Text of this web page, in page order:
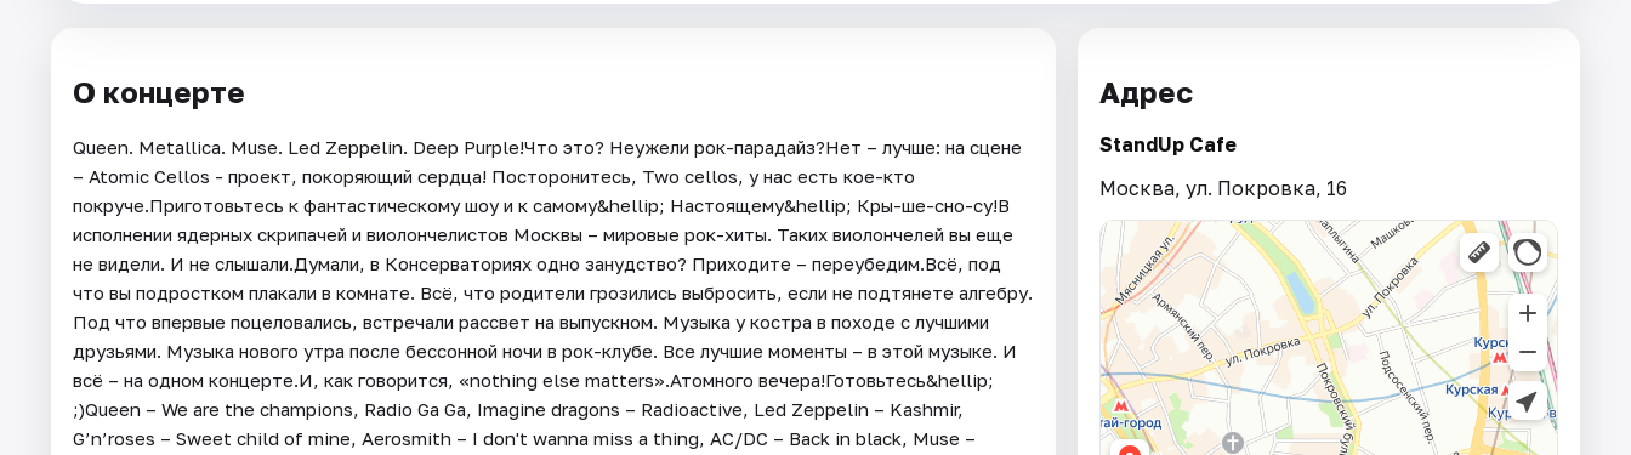
О концерте
Queen. Metallica. Muse. Led Zeppelin. Deep Purple!Что это? Неужели рок-парадайз?Нет – лучше: на сцене
– Atomic Cellos - проект, покоряющий сердца! Посторонитесь, Two cellos, у нас есть кое-кто
покруче.Приготовьтесь к фантастическому шоу и к самому&hellip; Настоящему&hellip; Кры-ше-сно-су!В
исполнении ядерных скрипачей и виолончелистов Москвы – мировые рок-хиты. Таких виолончелей вы еще
не видели. И не слышали.Думали, в Консерваториях одно занудство? Приходите – переубедим.Всё, под
что вы подростком плакали в комнате. Всё, что родители грозились выбросить, если не подтянете алгебру.
Под что впервые поцеловались, встречали рассвет на выпускном. Музыка у костра в походе с лучшими
друзьями. Музыка нового утра после бессонной ночи в рок-клубе. Все лучшие моменты – в этой музыке. И
всё – на одном концерте.И, как говорится, «nothing else matters».Атомного вечера!Готовьтесь&hellip;
;)Queen – We are the champions, Radio Ga Ga, Imagine dragons – Radioactive, Led Zeppelin – Kashmir,
G’n’roses – Sweet child of mine, Aerosmith – I don't wanna miss a thing, AC/DC – Back in black, Muse –
Адрес
StandUp Cafe
Москва, ул. Покровка, 16